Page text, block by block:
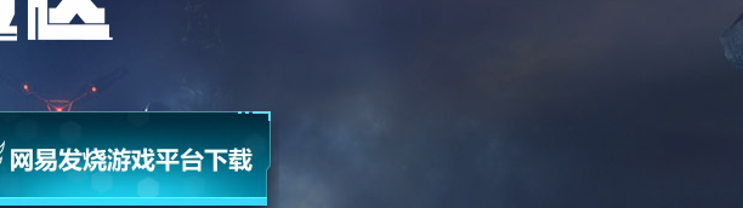
客服中心